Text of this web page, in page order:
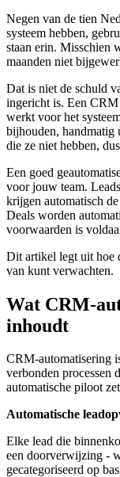
Negen van de tien
systeem hebben,
staan erin. Misschien
maanden niet
Dat is niet de schuld
ingericht is. Een CRM
werkt voor het
bijhouden, handmatig
die ze niet hebben,
Een goed
voor jouw team.
krijgen automatisch
Deals worden
voorwaarden is
Dit artikel legt uit hoe
van kunt verwachten.
Wat CRM-
inhoudt
CRM-automatisering
verbonden processen
automatische piloot
Automatische
Elke lead die
een doorverwijzing -
gecategoriseerd op